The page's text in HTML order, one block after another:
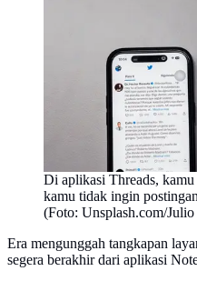
Di aplikasi Threads,
kamu tidak ingin
(Foto: Unsplash.com/
Era mengunggah tangkapan
segera berakhir dari aplikasi